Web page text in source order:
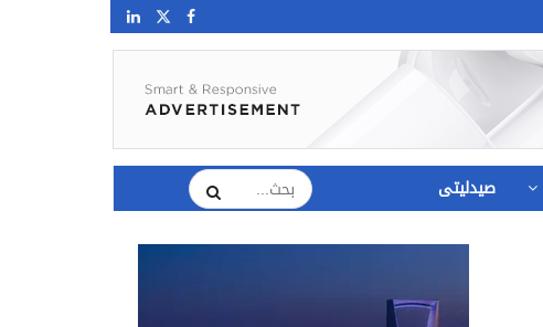
صيدليتى